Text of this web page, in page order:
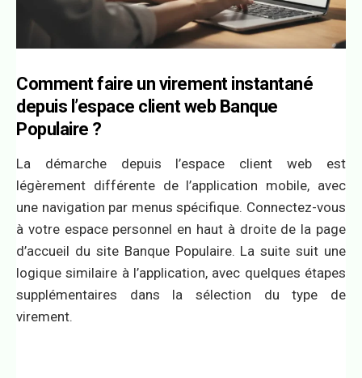
Comment faire un virement instantané
depuis l’espace client web Banque
Populaire ?
La démarche depuis l’espace client web est
légèrement différente de l’application mobile, avec
une navigation par menus spécifique. Connectez-vous
à votre espace personnel en haut à droite de la page
d’accueil du site Banque Populaire. La suite suit une
logique similaire à l’application, avec quelques étapes
supplémentaires dans la sélection du type de
virement.